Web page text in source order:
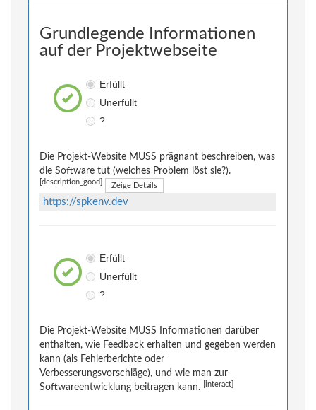
Grundlegende Informationen
auf der Projektwebseite
Erfüllt
Unerfüllt
?
Die Projekt-Website MUSS prägnant beschreiben, was
die Software tut (welches Problem löst sie?).
[description_good] Zeige Details
https://spkenv.dev
Erfüllt
Unerfüllt
?
Die Projekt-Website MUSS Informationen darüber
enthalten, wie Feedback erhalten und gegeben werden
kann (als Fehlerberichte oder
Verbesserungsvorschläge), und wie man zur
Softwareentwicklung beitragen kann.
[interact]